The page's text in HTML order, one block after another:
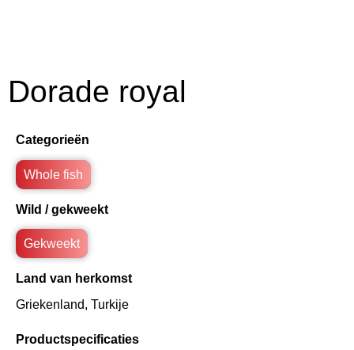
Dorade royal
Categorieën
Whole fish
Wild / gekweekt
Gekweekt
Land van herkomst
Griekenland, Turkije
Productspecificaties